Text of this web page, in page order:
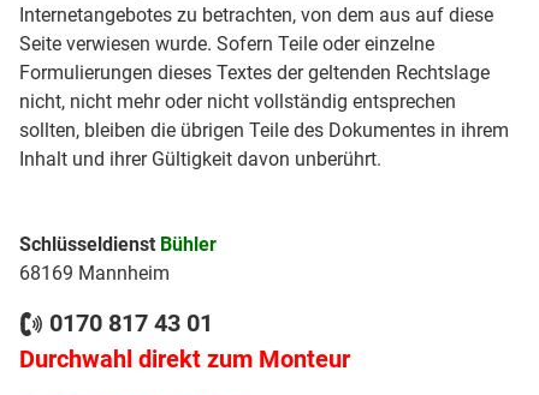
Internetangebotes zu betrachten, von dem aus auf diese
Seite verwiesen wurde. Sofern Teile oder einzelne
Formulierungen dieses Textes der geltenden Rechtslage
nicht, nicht mehr oder nicht vollständig entsprechen
sollten, bleiben die übrigen Teile des Dokumentes in ihrem
Inhalt und ihrer Gültigkeit davon unberührt.
Schlüsseldienst Bühler
68169 Mannheim
0170 817 43 01
Durchwahl direkt zum Monteur